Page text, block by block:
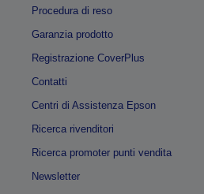
Procedura di reso
Garanzia prodotto
Registrazione CoverPlus
Contatti
Centri di Assistenza Epson
Ricerca rivenditori
Ricerca promoter punti vendita
Newsletter